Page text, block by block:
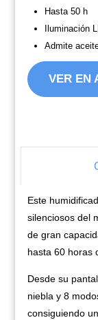
Hasta 50 h
Iluminación
Admite
VER EN
Este
silenciosos del
de gran
hasta 60 horas
Desde su
niebla y 8
consiguiendo